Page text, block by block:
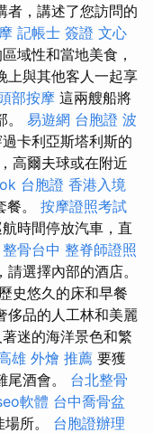
者，講述了您訪問的
記帳士 簽證 文心
域性和當地美食，
上與其他客人一起享
部按摩 這兩艘船將
。 易遊網 台胞證 波
卡利亞斯塔利斯的
高爾夫球或在附近
台胞證 香港入境
。 按摩證照考試
時間停放汽車，直
整骨台中 整脊師證照
選擇內部的酒店。
史悠久的床和早餐
侈品的人工林和美麗
迷的海洋景色和繁
雄 外燴 推薦 要獲
尾酒會。 台北整骨
軟體 台中喬骨盆
所。 台胞證辦理